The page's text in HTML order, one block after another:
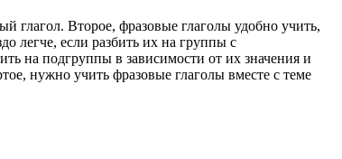
глагол. Второе, фразовые глаголы удобно учить,
легче, если разбить их на группы с
на подгруппы в зависимости от их значения и
нужно учить фразовые глаголы вместе с теме